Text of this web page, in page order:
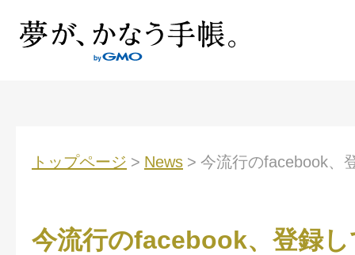
トップページ > News > 今流行のfacebook、
今流行のfacebook、登録